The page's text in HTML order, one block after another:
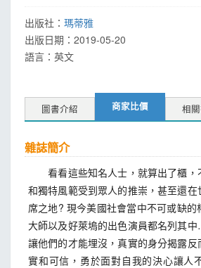
出版社： 瑪蒂雅
出版日期： 2019-05-20
語言： 英文
圖書介紹 商家比價 相
雜誌簡介
看看這些知名人士，就算出了櫃，
和獨特風範受到眾人的推崇，甚至還
席之地? 現今美國社會當中不可或缺的
大師以及好萊塢的出色演員都名列其
讓他們的才能埋沒，真實的身分揭露
實和可信，勇於面對自我的決心讓人